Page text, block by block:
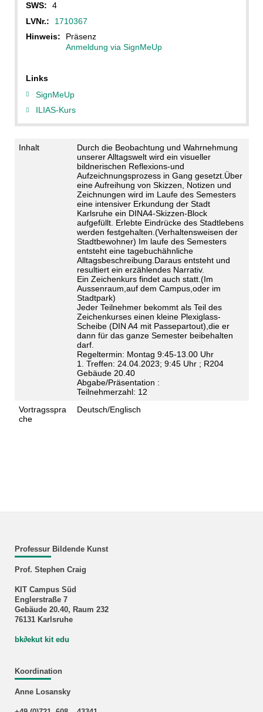
SWS:
4
LVNr.:
1710367
Hinweis:
Präsenz
Anmeldung via SignMeUp
Links
SignMeUp
ILIAS-Kurs
Inhalt
Durch die Beobachtung und Wahrnehmung
unserer Alltagswelt wird ein visueller
bildnerischen Reflexions-und
Aufzeichnungsprozess in Gang gesetzt.Über
eine Aufreihung von Skizzen, Notizen und
Zeichnungen wird im Laufe des Semesters
eine intensiver Erkundung der Stadt
Karlsruhe ein DINA4-Skizzen-Block
aufgefüllt. Erlebte Eindrücke des Stadtlebens
werden festgehalten.(Verhaltensweisen der
Stadtbewohner) Im laufe des Semesters
entsteht eine tagebuchähnliche
Alltagsbeschreibung.Daraus entsteht und
resultiert ein erzählendes Narrativ.
Ein Zeichenkurs findet auch statt.(Im
Aussenraum,auf dem Campus,oder im
Stadtpark)
Jeder Teilnehmer bekommt als Teil des
Zeichenkurses einen kleine Plexiglass-
Scheibe (DIN A4 mit Passepartout),die er
dann für das ganze Semester beibehalten
darf.
Regeltermin: Montag 9:45-13.00 Uhr
1. Treffen: 24.04.2023; 9:45 Uhr ; R204
Gebäude 20.40
Abgabe/Präsentation :
Teilnehmerzahl: 12
Vortragsspra
che
Deutsch/Englisch
Professur Bildende Kunst
Prof. Stephen Craig
KIT Campus Süd
Englerstraße 7
Gebäude 20.40, Raum 232
76131 Karlsruhe
bk∂ekut kit edu
Koordination
Anne Losansky